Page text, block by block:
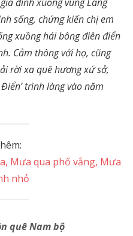
sống, chứng kiến chị em
xuồng hái bông điên điển
Cảm thông với họ, cũng
rời xa quê hương xứ sở,
trình làng vào năm
Mưa qua phố vắng, Mưa
nhỏ
quê Nam bộ